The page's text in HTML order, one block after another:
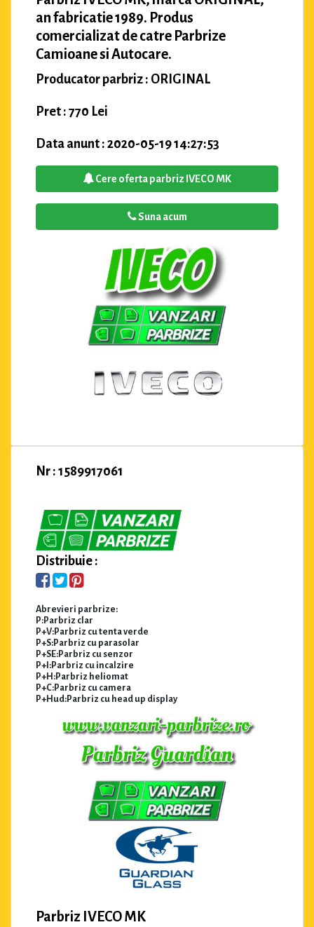
an fabricatie 1989. Produs
comercializat de catre Parbrize
Camioane si Autocare.
Producator parbriz : ORIGINAL
Pret : 770 Lei
Data anunt : 2020-05-19 14:27:53
Cere oferta parbriz IVECO MK
Suna acum
Nr : 1589917061
Distribuie :
Abrevieri parbrize:
P:Parbriz clar
P+V:Parbriz cu tenta verde
P+S:Parbriz cu parasolar
P+SE:Parbriz cu senzor
P+I:Parbriz cu incalzire
P+H:Parbriz heliomat
P+C:Parbriz cu camera
P+Hud:Parbriz cu head up display
Parbriz IVECO MK